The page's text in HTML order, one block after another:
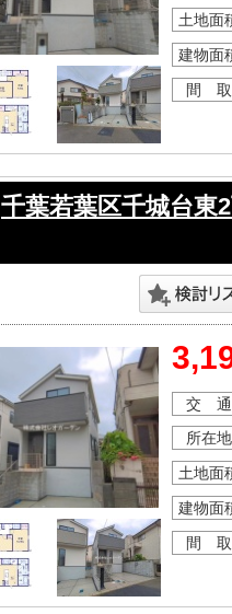
土地面
建物面
間 取
千葉若葉区千城台
交 通
所在地
土地面
建物面
間 取